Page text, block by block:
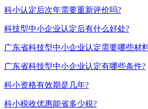
科小认定后次年需要重新评价吗?
科技型中小企业认定后有什么好处?
广东省科技型中小企业认定需要哪些材
广东省科技型中小企业认定有哪些条件?
科小资格有效期是几年?
科小税收优惠能省多少税?